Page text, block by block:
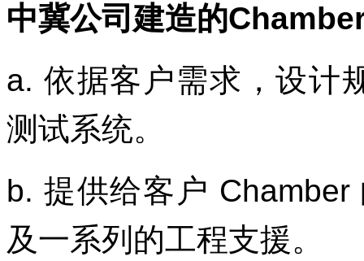
中冀公司建造的
a. 依据客户需求，设计
测试系统。
b. 提供给客户 Chamber
及一系列的工程支援。